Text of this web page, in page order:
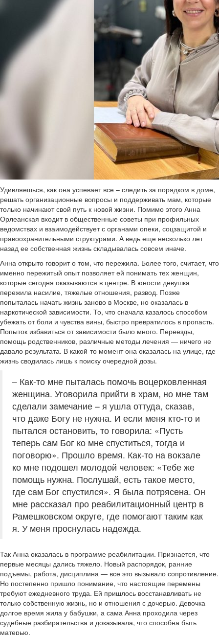
Удивляешься, как она успевает все – следить за порядком в доме,
решать организационные вопросы и поддерживать мам, которые
только начинают свой путь к новой жизни. Помимо этого Анна
Орлеанская входит в общественные советы при профильных
ведомствах и взаимодействует с органами опеки, соцзащитой и
правоохранительными структурами. А ведь еще несколько лет
назад ее собственная жизнь складывалась совсем иначе.
Анна открыто говорит о том, что пережила. Более того, считает, что
именно пережитый опыт позволяет ей понимать тех женщин,
которые сегодня оказываются в центре. В юности девушка
пережила насилие, тяжелые отношения, развод. Позже
попыталась начать жизнь заново в Москве, но оказалась в
наркотической зависимости. То, что сначала казалось способом
убежать от боли и чувства вины, быстро превратилось в пропасть.
Попыток избавиться от зависимости было много. Переезды,
помощь родственников, различные методы лечения — ничего не
давало результата. В какой-то момент она оказалась на улице, где
жизнь сводилась лишь к поиску очередной дозы.
– Как-то мне пыталась помочь воцерковленная
женщина. Уговорила прийти в храм, но мне там
сделали замечание – я ушла оттуда, сказав,
что даже Богу не нужна. И если меня кто-то и
пытался остановить, то говорила: «Пусть
теперь сам Бог ко мне спуститься, тогда и
поговорю». Прошло время. Как-то на вокзале
ко мне подошел молодой человек: «Тебе же
помощь нужна. Послушай, есть такое место,
где сам Бог спустился». Я была потрясена. Он
мне рассказал про реабилитационный центр в
Рамешковском округе, где помогают таким как
я. У меня проснулась надежда.
Так Анна оказалась в программе реабилитации. Признается, что
первые месяцы дались тяжело. Новый распорядок, ранние
подъемы, работа, дисциплина — все это вызывало сопротивление.
Но постепенно пришло понимание, что настоящие перемены
требуют ежедневного труда. Ей пришлось восстанавливать не
только собственную жизнь, но и отношения с дочерью. Девочка
долгое время жила у бабушки, а сама Анна проходила через
судебные разбирательства и доказывала, что способна быть
матерью.